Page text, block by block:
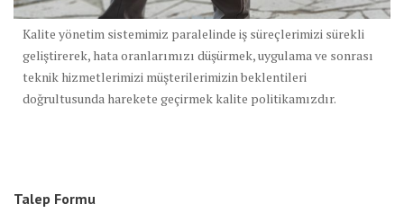
Kalite yönetim sistemimiz paralelinde iş süreçlerimizi sürekli
geliştirerek, hata oranlarımızı düşürmek, uygulama ve sonrası
teknik hizmetlerimizi müşterilerimizin beklentileri
doğrultusunda harekete geçirmek kalite politikamızdır.
Talep Formu